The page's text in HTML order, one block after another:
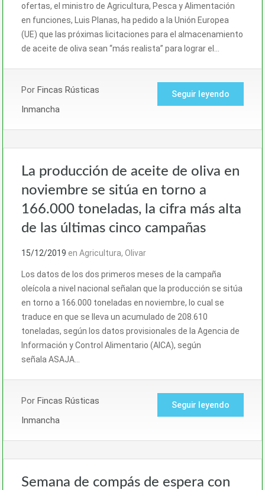
ofertas, el ministro de Agricultura, Pesca y Alimentación
en funciones, Luis Planas, ha pedido a la Unión Europea
(UE) que las próximas licitaciones para el almacenamiento
de aceite de oliva sean “más realista” para lograr el…
Por Fincas Rústicas
Inmancha
Seguir leyendo
La producción de aceite de oliva en
noviembre se sitúa en torno a
166.000 toneladas, la cifra más alta
de las últimas cinco campañas
15/12/2019 en Agricultura, Olivar
Los datos de los dos primeros meses de la campaña
oleícola a nivel nacional señalan que la producción se sitúa
en torno a 166.000 toneladas en noviembre, lo cual se
traduce en que se lleva un acumulado de 208.610
toneladas, según los datos provisionales de la Agencia de
Información y Control Alimentario (AICA), según
señala ASAJA…
Por Fincas Rústicas
Inmancha
Seguir leyendo
Semana de compás de espera con